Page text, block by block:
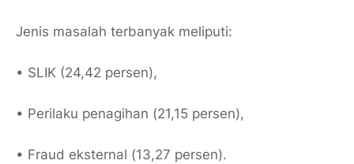
Jenis masalah terbanyak meliputi:
• SLIK (24,42 persen),
• Perilaku penagihan (21,15 persen),
• Fraud eksternal (13,27 persen).